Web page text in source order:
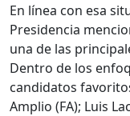
En línea con esa
Presidencia
una de las
Dentro de los
candidatos
Amplio (FA); Luis